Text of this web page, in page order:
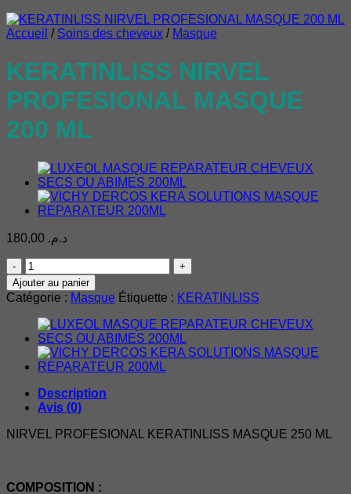
Accueil / Soins des cheveux / Masque
KERATINLISS NIRVEL
PROFESIONAL MASQUE
200 ML
د.م.
quantité
de
KERATINLISS
NIRVEL
PROFESIONAL
MASQUE
200
ML
Ajouter au panier
Catégorie : Masque Étiquette : KERATINLISS
Description
Avis (0)
NIRVEL PROFESIONAL KERATINLISS MASQUE 250 ML
COMPOSITION :